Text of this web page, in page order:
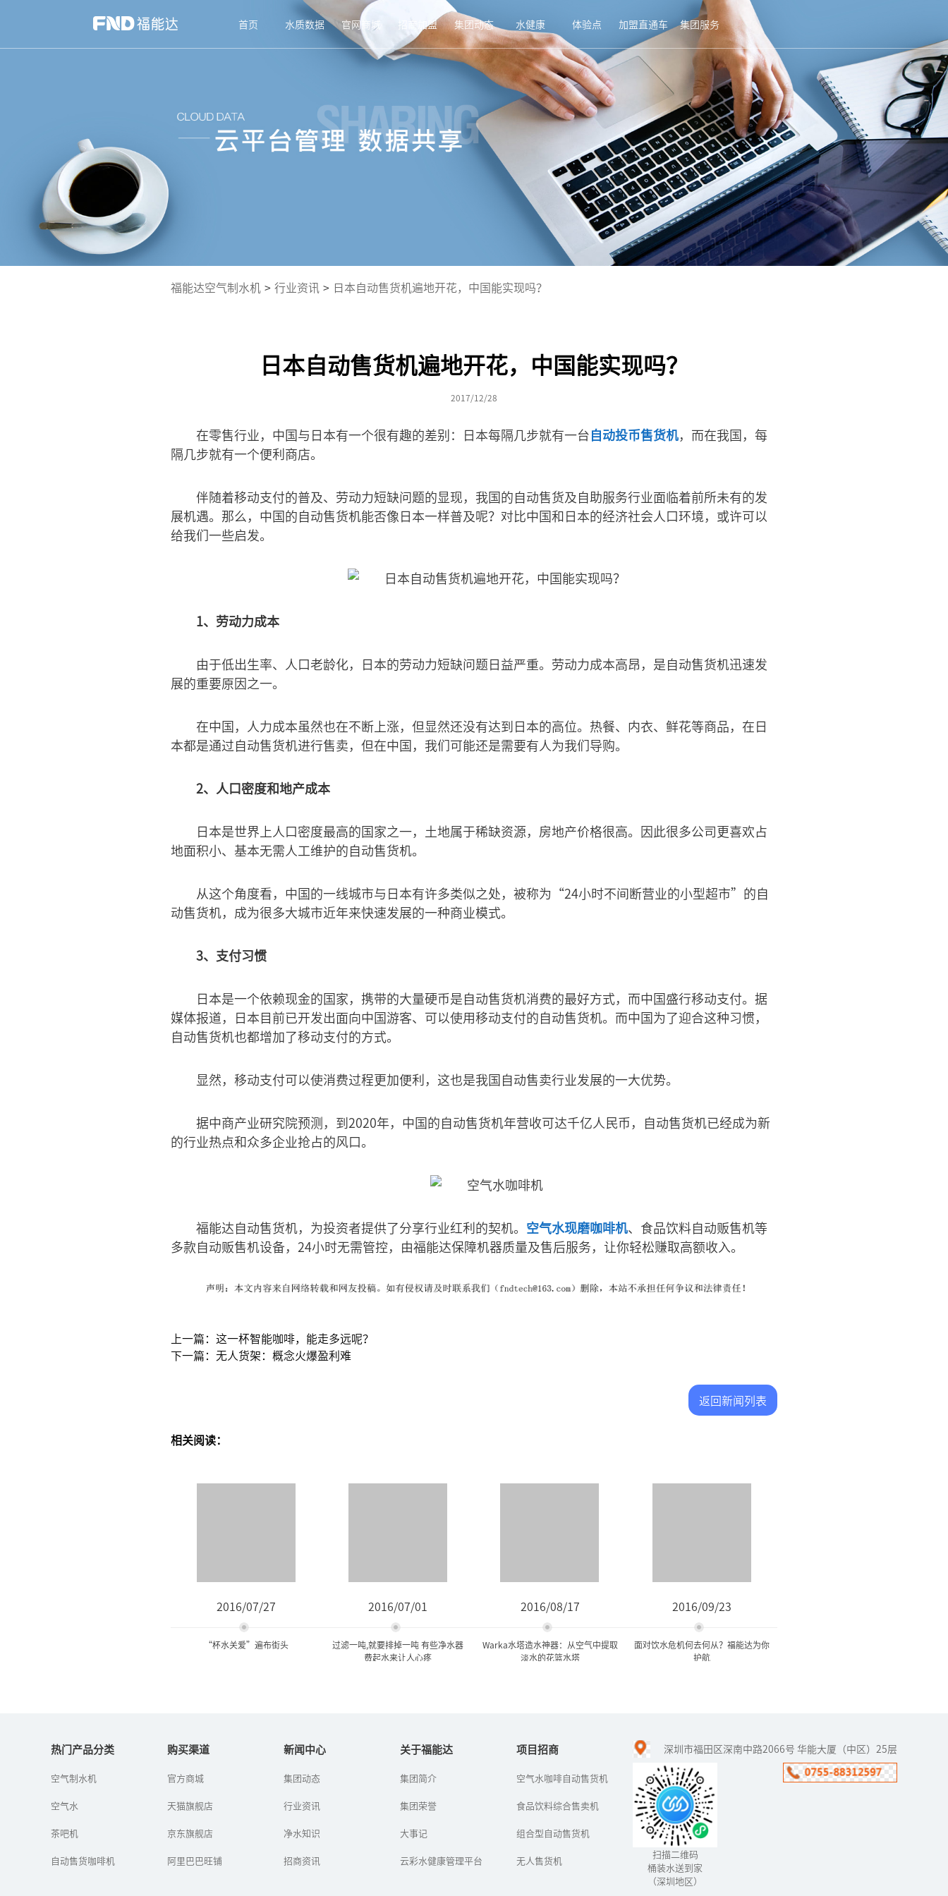
首页 水质数据 官网商城 招商加盟 集团动态 水健康 体验点 加盟直通车 集团服务
福能达空气制水机 > 行业资讯 > 日本自动售货机遍地开花，中国能实现吗？
日本自动售货机遍地开花，中国能实现吗？
2017/12/28
在零售行业，中国与日本有一个很有趣的差别：日本每隔几步就有一台自动投币售货机，而在我国，每
隔几步就有一个便利商店。
伴随着移动支付的普及、劳动力短缺问题的显现，我国的自动售货及自助服务行业面临着前所未有的发
展机遇。那么，中国的自动售货机能否像日本一样普及呢？对比中国和日本的经济社会人口环境，或许可以
给我们一些启发。
1、劳动力成本
由于低出生率、人口老龄化，日本的劳动力短缺问题日益严重。劳动力成本高昂，是自动售货机迅速发
展的重要原因之一。
在中国，人力成本虽然也在不断上涨，但显然还没有达到日本的高位。热餐、内衣、鲜花等商品，在日
本都是通过自动售货机进行售卖，但在中国，我们可能还是需要有人为我们导购。
2、人口密度和地产成本
日本是世界上人口密度最高的国家之一，土地属于稀缺资源，房地产价格很高。因此很多公司更喜欢占
地面积小、基本无需人工维护的自动售货机。
从这个角度看，中国的一线城市与日本有许多类似之处，被称为“24小时不间断营业的小型超市”的自
动售货机，成为很多大城市近年来快速发展的一种商业模式。
3、支付习惯
日本是一个依赖现金的国家，携带的大量硬币是自动售货机消费的最好方式，而中国盛行移动支付。据
媒体报道，日本目前已开发出面向中国游客、可以使用移动支付的自动售货机。而中国为了迎合这种习惯，
自动售货机也都增加了移动支付的方式。
显然，移动支付可以使消费过程更加便利，这也是我国自动售卖行业发展的一大优势。
据中商产业研究院预测，到2020年，中国的自动售货机年营收可达千亿人民币，自动售货机已经成为新
的行业热点和众多企业抢占的风口。
福能达自动售货机，为投资者提供了分享行业红利的契机。 空气水现磨咖啡机、食品饮料自动贩售机等
多款自动贩售机设备，24小时无需管控，由福能达保障机器质量及售后服务，让你轻松赚取高额收入。
上一篇：这一杯智能咖啡，能走多远呢？
下一篇：无人货架：概念火爆盈利难
返回新闻列表
相关阅读：
2016/07/27
“杯水关爱”遍布街头
前再次启动“杯水关
５户商家和市民加入队
上去暑解渴中药或...
2016/07/01
过滤一吨,就要排掉一吨 有些净水器
费起水来让人心疼
如今，市民越来越注意饮
人越来越多。就算家里不
区里的净水器上打水。那
2016/08/17
Warka水塔造水神器：从空气中提取
淡水的花篮水塔
一个名为WaterProject的
比亚的东北部，人们每年
寻找水源，而且找...
2016/09/23
面对饮水危机何去何从？福能达为你
护航
面对严峻的水环境状况，
经历了数次城市自来水污
染事件,于是有部分人用上
了桶装水，但是桶装水就
真的干净吗？中国人在食
品危机尚...
热门产品分类
空气制水机
空气水
茶吧机
自动售货咖啡机
购买渠道
官方商城
天猫旗舰店
京东旗舰店
阿里巴巴旺铺
新闻中心
集团动态
行业资讯
净水知识
招商资讯
关于福能达
集团简介
集团荣誉
大事记
云彩水健康管理平台
项目招商
空气水咖啡自动售货机
食品饮料综合售卖机
组合型自动售货机
无人售货机
深圳市福田区深南中路2066号 华能大厦（中区）25层
扫描二维码
桶装水送到家
（深圳地区）